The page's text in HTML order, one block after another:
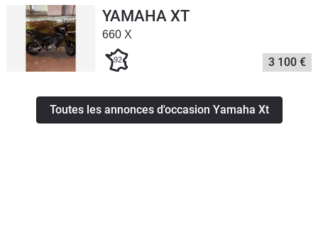
Auto YAMAHA XT
660 X
92 3 100 €
Toutes les annonces d'occasion Yamaha Xt